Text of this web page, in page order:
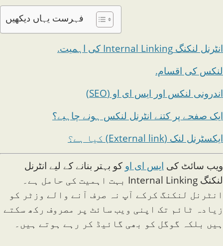
فہرست یہاں دیکھیں
انٹرنل لنکنگ Internal Linking کی اہمیت.
لنکس کی اقسام.
اندرونی لنکس اور ایس ای او (SEO)
ایک صفحے پر کتنے انٹرنل لنکس ہونے چاہیے؟
ایکسٹرنل لنک (External link) کیا ہے؟
ویب سائٹ کی ایس ای او کو بہتر بنانے کے لیے انٹرنل
لنکنگ Internal Linking بہت اہمیت کی حامل ہے۔
انٹرنل لنکنگ کرکے آپ نہ صرف آنے والے وزٹر کو
زیادہ ٹائم تک اپنی ویب سائٹ پر مصروف رکھ سکتے
ہیں بلکہ گوگل کو بھی گائیڈ کر رہے ہوتے ہیں۔